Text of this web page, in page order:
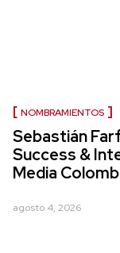
NOMBRAMIENTOS
Sebastián
Success &
Media
agosto 4, 2026